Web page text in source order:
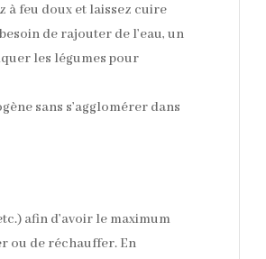
à feu doux et laissez cuire
de rajouter de l’eau, un
les légumes pour
sans s’agglomérer dans
afin d’avoir le maximum
ou de réchauffer. En